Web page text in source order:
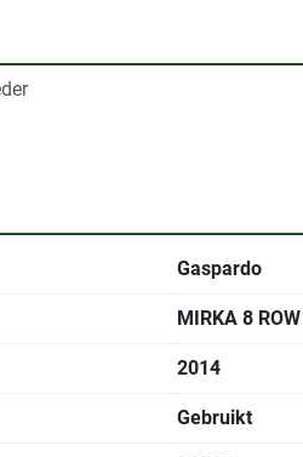
Gaspardo
MIRKA 8 ROW
2014
Gebruikt